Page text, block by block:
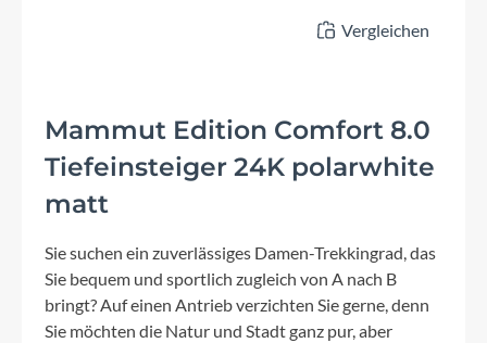
Vergleichen
Mammut Edition Comfort 8.0
Tiefeinsteiger 24K polarwhite
matt
Sie suchen ein zuverlässiges Damen-Trekkingrad, das
Sie bequem und sportlich zugleich von A nach B
bringt? Auf einen Antrieb verzichten Sie gerne, denn
Sie möchten die Natur und Stadt ganz pur, aber